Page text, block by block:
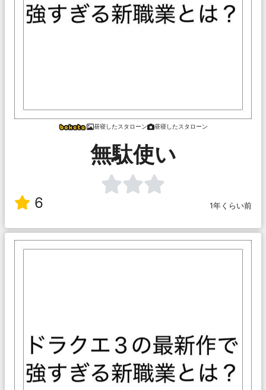
昼寝したスタローン 昼寝したスタローン
無駄使い
6 1年くらい前